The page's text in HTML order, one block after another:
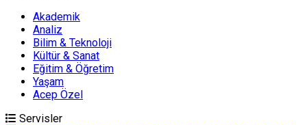
Akademik
Analiz
Bilim & Teknoloji
Kültür & Sanat
Eğitim & Öğretim
Yaşam
Acep Özel
Servisler